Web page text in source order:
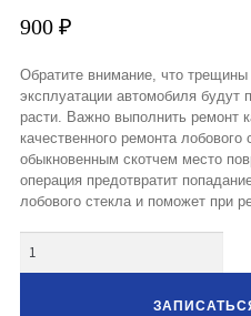
900₽
Обратите внимание, что
эксплуатации автомобиля будут
расти. Важно выполнить ремонт
качественного ремонта
обыкновенным скотчем место
операция предотвратит
лобового стекла и поможет при